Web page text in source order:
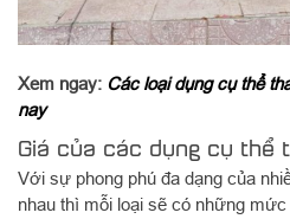
Xem ngay: Các loại dụng cụ thể
nay
Giá của các dụng cụ thể
Với sự phong phú đa dạng của
nhau thì mỗi loại sẽ có những mức